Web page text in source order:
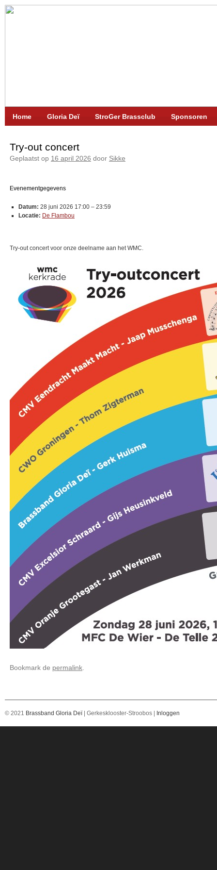
Home Gloria Deï StroGer Brassclub Sponsoren
Try-out concert
Geplaatst op 16 april 2026 door Sikke
Evenementgegevens
Datum: 28 juni 2026 17:00 – 23:59
Locatie: De Flambou
Try-out concert voor onze deelname aan het WMC.
Bookmark de permalink
© 2021 Brassband Gloria Deï | Gerkesklooster-Stroobos | Inloggen